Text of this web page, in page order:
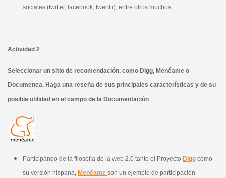
sociales (twitter, facebook, twentti), entre otros muchos.
Actividad 2
Seleccionar un sitio de recomendación, como Digg, Menéame o
Documenea. Haga una reseña de sus principales características y de su
posible utilidad en el campo de la Documentación.
Participando de la filosofía de la web 2.0 tanto el Proyecto Diggcomo
su versión hispana, Menéame son un ejemplo de participación